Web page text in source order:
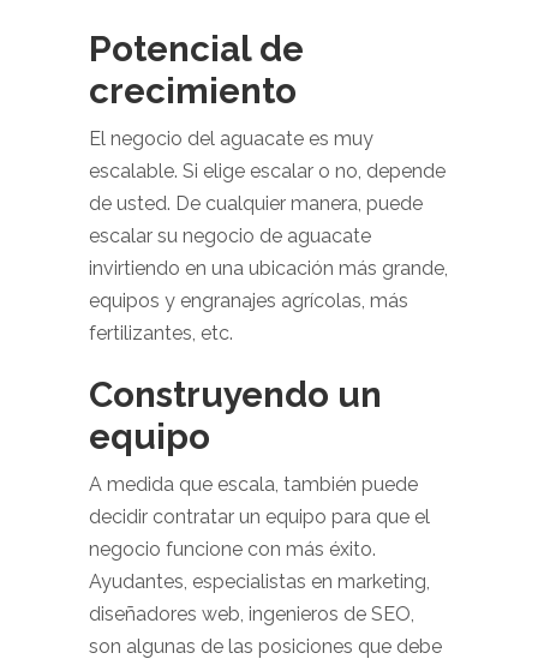
Potencial de
crecimiento
El negocio del aguacate es muy
escalable. Si elige escalar o no, depende
de usted. De cualquier manera, puede
escalar su negocio de aguacate
invirtiendo en una ubicación más grande,
equipos y engranajes agrícolas, más
fertilizantes, etc.
Construyendo un
equipo
A medida que escala, también puede
decidir contratar un equipo para que el
negocio funcione con más éxito.
Ayudantes, especialistas en marketing,
diseñadores web, ingenieros de SEO,
son algunas de las posiciones que debe